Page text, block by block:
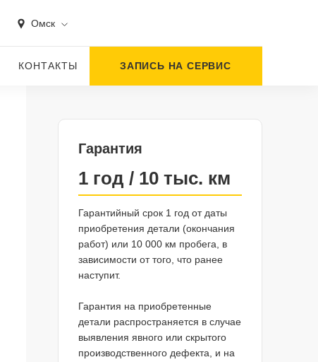
Омск
КОНТАКТЫ ЗАПИСЬ НА СЕРВИС
Гарантия
1 год / 10 тыс. км
Гарантийный срок 1 год от даты
приобретения детали (окончания
работ) или 10 000 км пробега, в
зависимости от того, что ранее
наступит.
Гарантия на приобретенные
детали распространяется в случае
выявления явного или скрытого
производственного дефекта, и на